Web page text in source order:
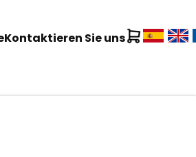
Kontaktieren Sie uns